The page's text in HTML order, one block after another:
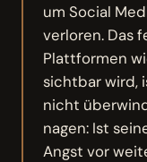
um Social
verloren. Das
Plattformen
sichtbar wird,
nicht
nagen: Ist
Angst vor